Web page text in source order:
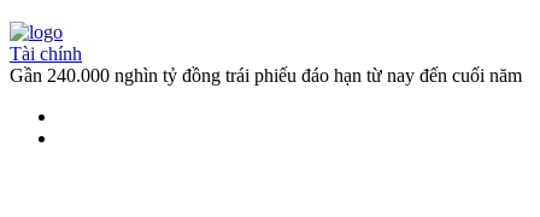
Tài chính
Gần 240.000 nghìn tỷ đồng trái phiếu đáo hạn từ nay đến cuối năm